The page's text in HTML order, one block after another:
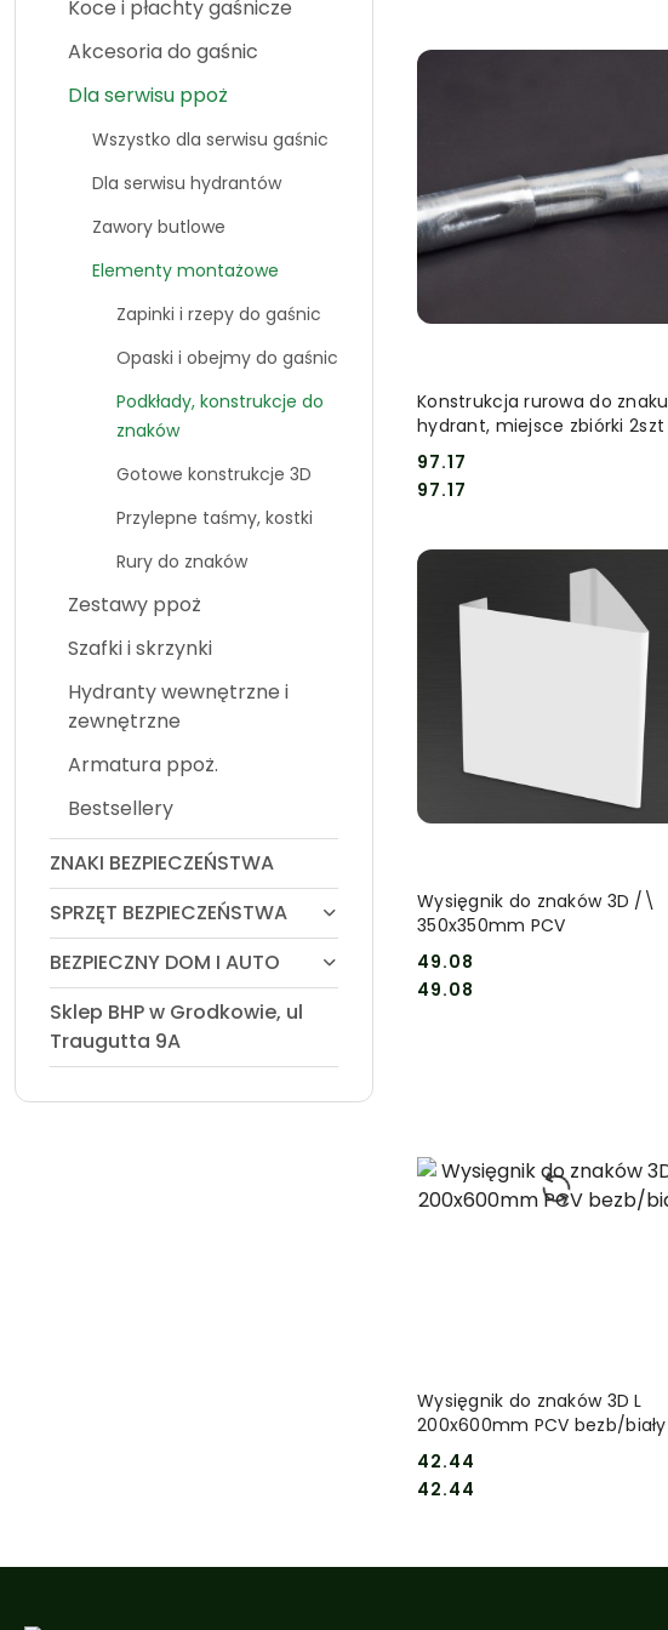
Koce i płachty gaśnicze
Akcesoria do gaśnic
Dla serwisu ppoż
Wszystko dla serwisu gaśnic
Dla serwisu hydrantów
Zawory butlowe
Elementy montażowe
Zapinki i rzepy do gaśnic
Opaski i obejmy do gaśnic
Podkłady, konstrukcje do
znaków
Gotowe konstrukcje 3D
Przylepne taśmy, kostki
Rury do znaków
Zestawy ppoż
Szafki i skrzynki
Hydranty wewnętrzne i
zewnętrzne
Armatura ppoż.
Bestsellery
ZNAKI BEZPIECZEŃSTWA
SPRZĘT BEZPIECZEŃSTWA
BEZPIECZNY DOM I AUTO
Sklep BHP w Grodkowie, ul
Traugutta 9A
Konstrukcja rurowa do znaku
hydrant, miejsce zbiórki 2szt
Cena:
97.17
Cena:
97.17
DO KOSZYKA
Wysięgnik do znaków 3D /\
350x350mm PCV
Cena:
49.08
Cena:
49.08
DO KOSZYKA
Wysięgnik do znaków 3D L
200x600mm PCV bezb/biały
Cena:
42.44
Cena:
42.44
DO KOSZYKA